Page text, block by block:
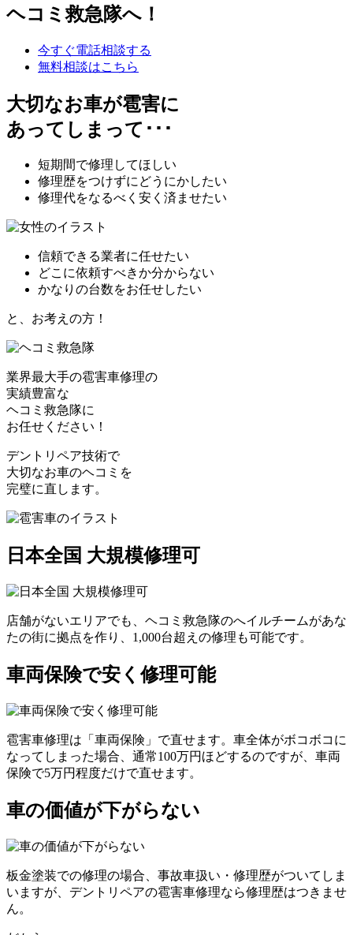
ヘコミ救急隊へ！
今すぐ電話相談する
無料相談はこちら
大切なお車が雹害に
あってしまって･･･
短期間で修理してほしい
修理歴をつけずにどうにかしたい
修理代をなるべく安く済ませたい
信頼できる業者に任せたい
どこに依頼すべきか分からない
かなりの台数をお任せしたい
と、お考えの方！
業界最大手の雹害車修理の
実績豊富な
ヘコミ救急隊に
お任せください！
デントリペア技術で
大切なお車のヘコミを
完璧に直します。
日本全国 大規模修理可
店舗がないエリアでも、ヘコミ救急隊のへイルチームがあな
たの街に拠点を作り、1,000台超えの修理も可能です。
車両保険で安く修理可能
雹害車修理は「車両保険」で直せます。車全体がボコボコに
なってしまった場合、通常100万円ほどするのですが、車両
保険で5万円程度だけで直せます。
車の価値が下がらない
板金塗装での修理の場合、事故車扱い・修理歴がついてしま
いますが、デントリペアの雹害車修理なら修理歴はつきませ
ん。